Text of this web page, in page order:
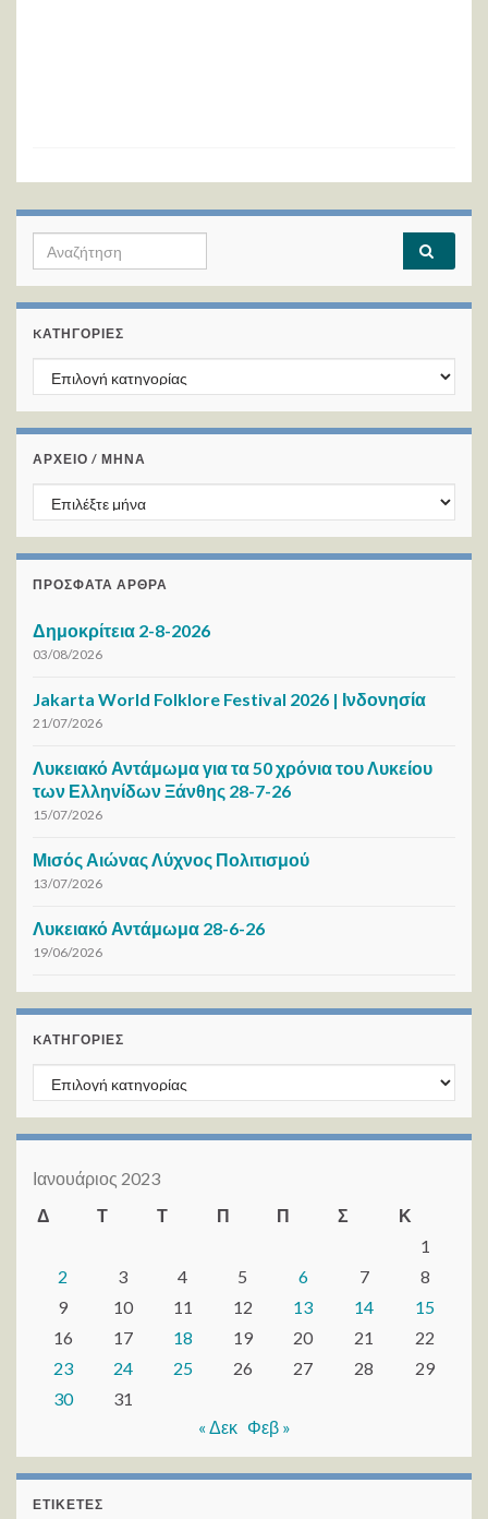
Search for:
KΑΤΗΓΟΡΊΕΣ
Kατηγορίες
ΑΡΧΕΙΟ / ΜΗΝΑ
ΑΡΧΕΙΟ / ΜΗΝΑ
ΠΡΌΣΦΑΤΑ ΆΡΘΡΑ
Δημοκρίτεια 2-8-2026
03/08/2026
Jakarta World Folklore Festival 2026 | Ινδονησία
21/07/2026
Λυκειακό Αντάμωμα για τα 50 χρόνια του Λυκείου
των Ελληνίδων Ξάνθης 28-7-26
15/07/2026
Μισός Αιώνας Λύχνος Πολιτισμού
13/07/2026
Λυκειακό Αντάμωμα 28-6-26
19/06/2026
KΑΤΗΓΟΡΊΕΣ
Kατηγορίες
Ιανουάριος 2023
Δ
Τ Τ Π Π Σ
Κ
1
2
3 4 5 6 7
8
9
10 11 12 13 14
15
16
17 18 19 20 21
22
23
24 25 26 27 28
29
30
31
« Δεκ Φεβ »
ΕΤΙΚΈΤΕΣ